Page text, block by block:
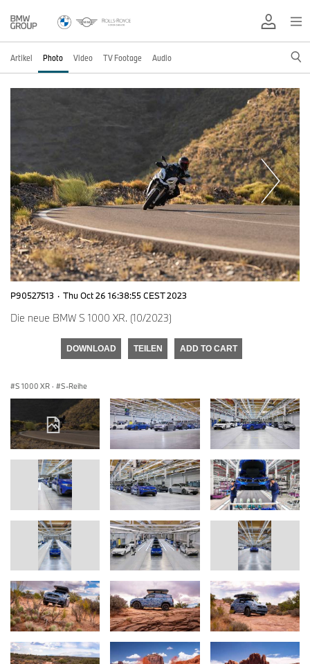
Artikel Photo Video TV Footage Audio
P90527513 · Thu Oct 26 16:38:55 CEST 2023
Die neue BMW S 1000 XR. (10/2023)
DOWNLOAD TEILEN ADD TO CART
S 1000 XR · S-Reihe